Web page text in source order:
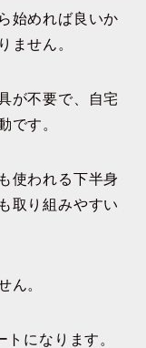
始めれば良いか
ません。
が不要で、自宅
です。
使われる下半身
取り組みやすい
ん。
になります。